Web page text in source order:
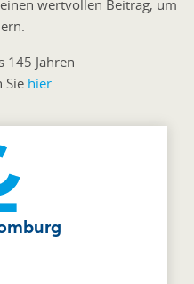
wertvollen Beitrag, um
145 Jahren
Sie hier